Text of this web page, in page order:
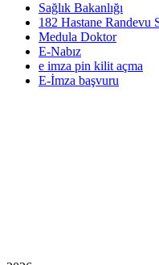
Sağlık Bakanlığı
182 Hastane Randevu
Medula Doktor
E-Nabız
e imza pin kilit açma
E-İmza başvuru